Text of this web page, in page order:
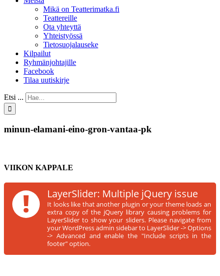
Mikä on Teatterimatka.fi
Teattereille
Ota yhteyttä
Yhteistyössä
Tietosuojalauseke
Kilpailut
Ryhmänjohtajille
Facebook
Tilaa uutiskirje
Etsi ...
minun-elamani-eino-gron-vantaa-pk
VIIKON KAPPALE
! LayerSlider: Multiple jQuery issue
It looks like that another plugin or your theme loads an
extra copy of the jQuery library causing problems for
LayerSlider to show your sliders. Please navigate from
your WordPress admin sidebar to LayerSlider -> Options
-> Advanced and enable the "Include scripts in the
footer" option.